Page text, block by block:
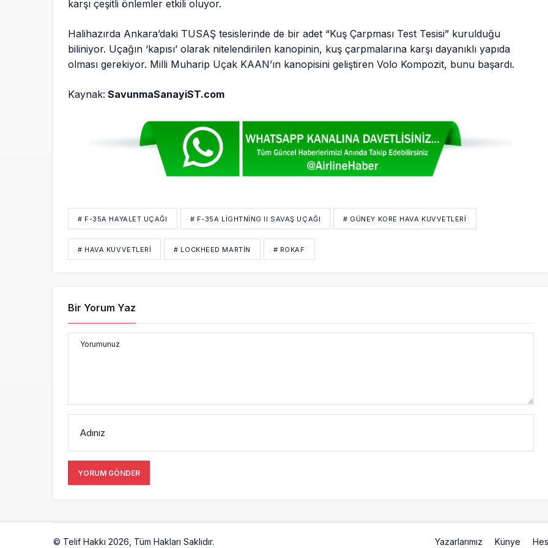
karşı çeşitli önlemler etkili oluyor.
Halihazırda Ankara’daki TUSAŞ tesislerinde de bir adet “Kuş Çarpması Test Tesisi” kurulduğu
biliniyor. Uçağın ‘kapısı’ olarak nitelendirilen kanopinin, kuş çarpmalarına karşı dayanıklı yapıda
olması gerekiyor. Milli Muharip Uçak KAAN’ın kanopisini geliştiren Volo Kompozit, bunu başardı.
Kaynak: SavunmaSanayiST.com
# F-35A HAYALET UÇAĞI # F-35A LIGHTNING II SAVAŞ UÇAĞI # GÜNEY KORE HAVA KUVVETLERI
# HAVA KUVVETLERI # LOCKHEED MARTIN # ROKAF
Bir Yorum Yaz
Yorumunuz
Adınız
YORUM GÖNDER
© Telif Hakkı 2026, Tüm Hakları Saklıdır. Yazarlarımız Künye